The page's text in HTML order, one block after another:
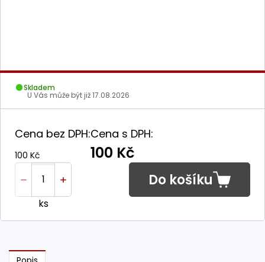
Skladem
U Vás může být již17.08.2026
Cena bez DPH:
100 Kč
Cena s DPH:
100 Kč
ks
Do košíku